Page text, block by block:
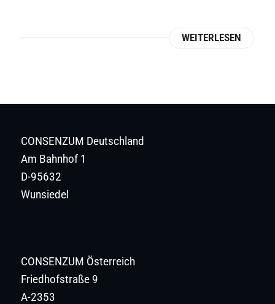
WEITERLESEN
CONSENZUM Deutschland
Am Bahnhof 1
D-95632
Wunsiedel
CONSENZUM Österreich
Friedhofstraße 9
A-2353